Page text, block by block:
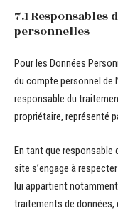
7.1 Responsables
personnelles
Pour les Données
du compte personnel de
responsable du
propriétaire, représenté
En tant que responsable
site s’engage à
lui appartient
traitements de